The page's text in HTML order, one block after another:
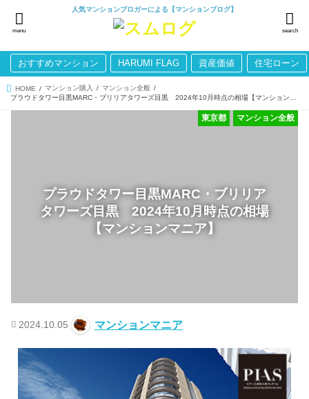
人気マンションブロガーによる【マンションブログ】
search
menu
おすすめマンション HARUMI FLAG 資産価値 住宅ローン
HOME マンション購入
マンション全般
プラウドタワー目黒MARC・ブリリア
タワーズ目黒 2024年10月時点の相場
【マンションマニア】
マンション全般
東京都
2024.10.05 マンションマニア